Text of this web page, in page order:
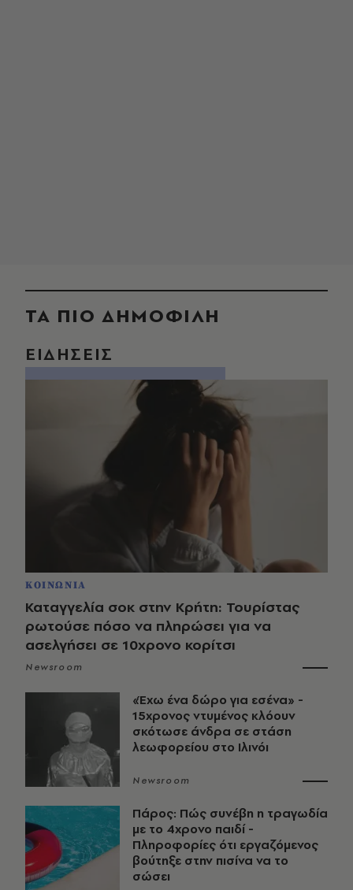
ΤΑ ΠΙΟ ΔΗΜΟΦΙΛΗ
ΕΙΔΗΣΕΙΣ
ΚΟΙΝΩΝΙΑ
Καταγγελία σοκ στην Κρήτη: Τουρίστας
ρωτούσε πόσο να πληρώσει για να
ασελγήσει σε 10χρονο κορίτσι
Newsroom
«Έχω ένα δώρο για εσένα» -
15χρονος ντυμένος κλόουν
σκότωσε άνδρα σε στάση
λεωφορείου στο Ιλινόι
Newsroom
Πάρος: Πώς συνέβη η τραγωδία
με το 4χρονο παιδί -
Πληροφορίες ότι εργαζόμενος
βούτηξε στην πισίνα να το
σώσει